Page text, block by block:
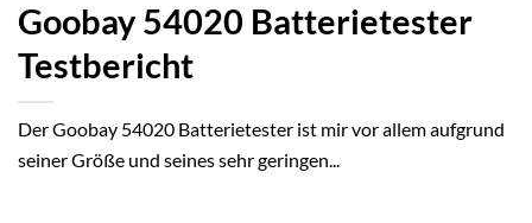
Goobay 54020 Batterietester
Testbericht
Der Goobay 54020 Batterietester ist mir vor allem aufgrund
seiner Größe und seines sehr geringen...